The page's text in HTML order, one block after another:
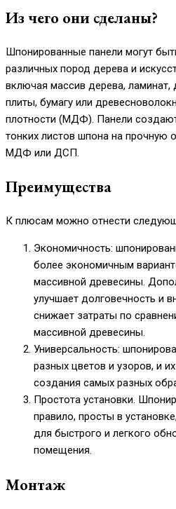
Из чего они сделаны?
Шпонированные панели могут
различных пород дерева и
включая массив дерева, ламинат,
плиты, бумагу или
плотности (МДФ). Панели
тонких листов шпона на прочную
МДФ или ДСП.
Преимущества
К плюсам можно отнести
Экономичность:
более экономичным
массивной древесины.
улучшает долговечность и
снижает затраты по
массивной древесины.
Универсальность:
разных цветов и узоров, и
создания самых разных
Простота установки.
правило, просты в
для быстрого и легкого
помещения.
Монтаж